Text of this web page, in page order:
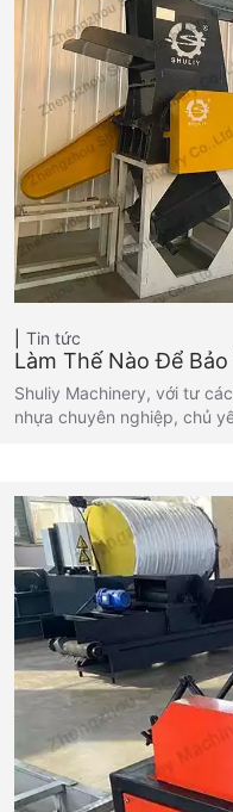
Tin tức
Làm Thế Nào Để
Shuliy Machinery, với tư
nhựa chuyên nghiệp, chủ